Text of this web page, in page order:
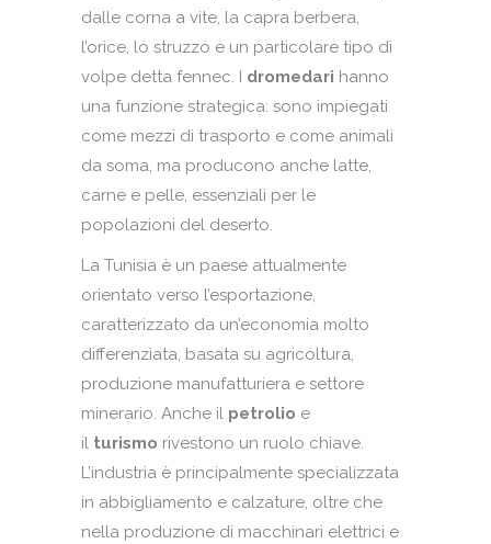
dalle corna a vite, la capra berbera,
l’orice, lo struzzo e un particolare tipo di
volpe detta fennec. I dromedari hanno
una funzione strategica: sono impiegati
come mezzi di trasporto e come animali
da soma, ma producono anche latte,
carne e pelle, essenziali per le
popolazioni del deserto.
La Tunisia è un paese attualmente
orientato verso l’esportazione,
caratterizzato da un’economia molto
differenziata, basata su agricoltura,
produzione manufatturiera e settore
minerario. Anche il petrolio e
il turismo rivestono un ruolo chiave.
L’industria è principalmente specializzata
in abbigliamento e calzature, oltre che
nella produzione di macchinari elettrici e